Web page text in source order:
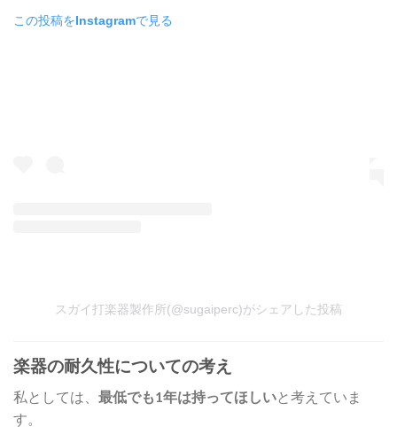
この投稿をInstagramで見る
スガイ打楽器製作所(@sugaiperc)がシェアした投稿
楽器の耐久性についての考え
私としては、 最低でも1年は持ってほしいと考えていま
す。